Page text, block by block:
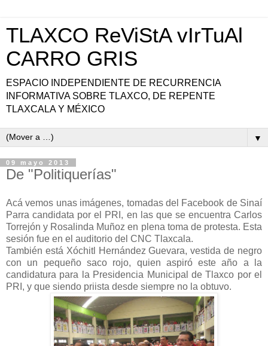
TLAXCO ReViStA vIrTuAl
CARRO GRIS
ESPACIO INDEPENDIENTE DE RECURRENCIA
INFORMATIVA SOBRE TLAXCO, DE REPENTE
TLAXCALA Y MÉXICO
▼
09 mayo 2013
De "Politiquerías"
Acá vemos unas imágenes, tomadas del Facebook de Sinaí
Parra candidata por el PRI, en las que se encuentra Carlos
Torrejón y Rosalinda Muñoz en plena toma de protesta. Esta
sesión fue en el auditorio del CNC Tlaxcala.
También está Xóchitl Hernández Guevara, vestida de negro
con un pequeño saco rojo, quien aspiró este año a la
candidatura para la Presidencia Municipal de Tlaxco por el
PRI, y que siendo priista desde siempre no la obtuvo.